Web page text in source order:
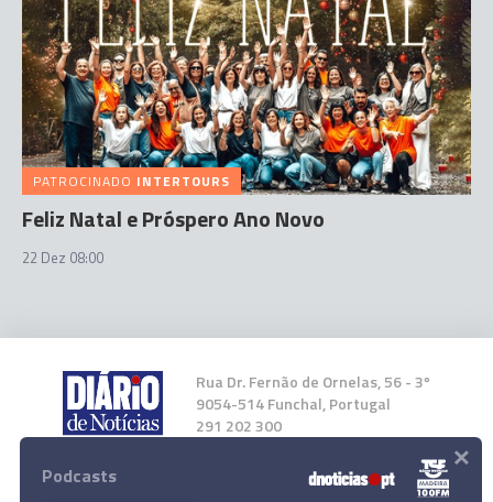
PATROCINADO INTERTOURS
Feliz Natal e Próspero Ano Novo
22 Dez 08:00
Rua Dr. Fernão de Ornelas, 56 - 3º
9054-514 Funchal, Portugal
291 202 300
Instale a nossa App
Podcasts ×